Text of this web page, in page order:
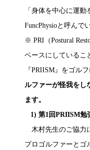
「身体を中心に運
FuncPhysioと呼んで
※ PRI（Postural
ベースにしているこ
『PRIISM』をゴル
ルファーが怪我をし
ます。
1) 第1回PRIISM勉
木村先生のご協力
プロゴルファーとゴ